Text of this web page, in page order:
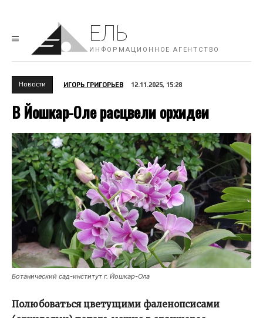
ЕЛЬ
ИНФОРМАЦИОННОЕ АГЕНТСТВО
Новости ИГОРЬ ГРИГОРЬЕВ 12.11.2025, 15:28
В Йошкар-Оле расцвели орхидеи
Ботанический сад-институт г. Йошкар-Ола
Полюбоваться цветущими фаленопсисами